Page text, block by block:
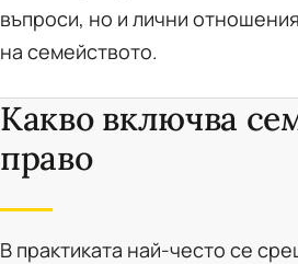
въпроси, но и лични
на семейството.
Какво включва
право
В практиката най-често се